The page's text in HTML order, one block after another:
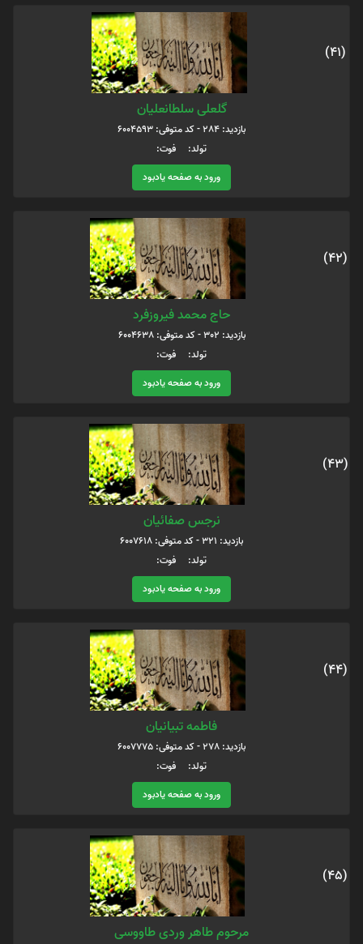
(41)
گلعلی سلطانعلیان
بازدید: 284 - کد متوفی: 6004593
تولد: فوت:
ورود به صفحه یادبود
(42)
حاج محمد فیروزفرد
بازدید: 302 - کد متوفی: 6004638
تولد: فوت:
ورود به صفحه یادبود
(43)
نرجس صفائیان
بازدید: 321 - کد متوفی: 6007618
تولد: فوت:
ورود به صفحه یادبود
(44)
فاطمه تبیانیان
بازدید: 278 - کد متوفی: 6007775
تولد: فوت:
ورود به صفحه یادبود
(45)
مرحوم طاهر وردی طاووسی